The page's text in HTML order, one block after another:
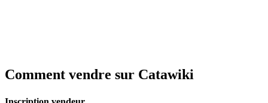
Comment vendre sur Catawiki